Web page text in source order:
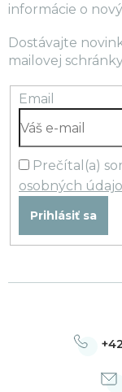
informácie o
Dostávajte
mailovej
Email
Prečítal(a)
osobných
Prihlásiť sa